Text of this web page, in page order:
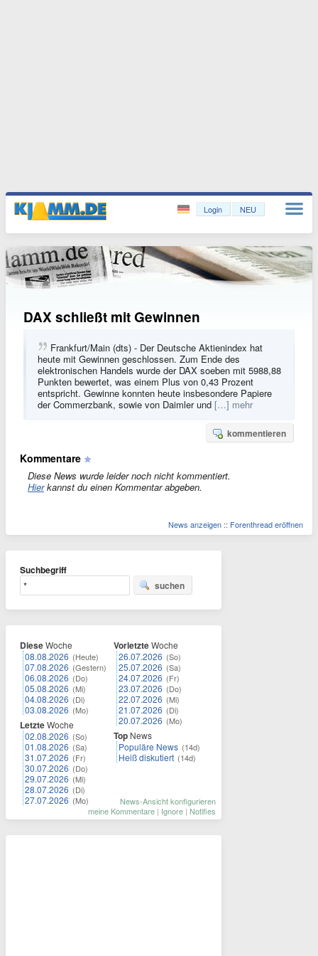
Login NEU
DAX schließt mit Gewinnen
Frankfurt/Main (dts) - Der Deutsche Aktienindex hat
heute mit Gewinnen geschlossen. Zum Ende des
elektronischen Handels wurde der DAX soeben mit 5988,88
Punkten bewertet, was einem Plus von 0,43 Prozent
entspricht. Gewinne konnten heute insbesondere Papiere
der Commerzbank, sowie von Daimler und […] mehr
kommentieren
Kommentare
Diese News wurde leider noch nicht kommentiert.
Hierkannst du einen Kommentar abgeben.
News anzeigen :: Forenthread eröffnen
Suchbegriff
suchen
DieseWoche
08.08.2026 (Heute)
07.08.2026 (Gestern)
06.08.2026 (Do)
05.08.2026 (Mi)
04.08.2026 (Di)
03.08.2026 (Mo)
LetzteWoche
02.08.2026 (So)
01.08.2026 (Sa)
31.07.2026 (Fr)
30.07.2026 (Do)
29.07.2026 (Mi)
28.07.2026 (Di)
27.07.2026 (Mo)
VorletzteWoche
26.07.2026 (So)
25.07.2026 (Sa)
24.07.2026 (Fr)
23.07.2026 (Do)
22.07.2026 (Mi)
21.07.2026 (Di)
20.07.2026 (Mo)
Top News
Populäre News (14d)
Heiß diskutiert (14d)
News-Ansicht konfigurieren
meine Kommentare | Ignore | Notifies